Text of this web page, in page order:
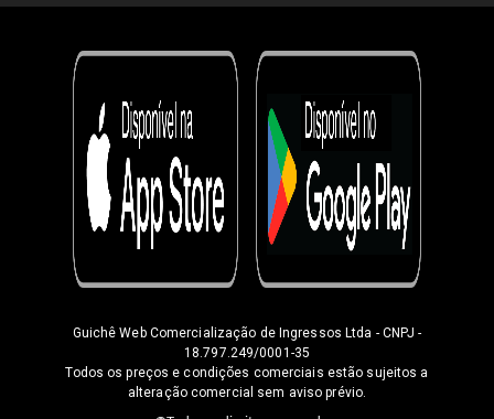
Guichê Web Comercialização de Ingressos Ltda - CNPJ -
18.797.249/0001-35
Todos os preços e condições comerciais estão sujeitos a
alteração comercial sem aviso prévio.